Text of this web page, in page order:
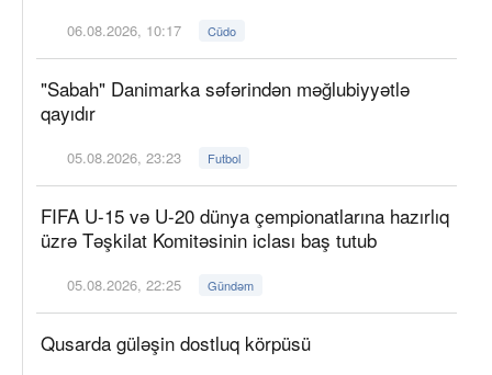
06.08.2026, 10:17 Cüdo
"Sabah" Danimarka səfərindən məğlubiyyətlə
qayıdır
05.08.2026, 23:23 Futbol
FIFA U-15 və U-20 dünya çempionatlarına hazırlıq
üzrə Təşkilat Komitəsinin iclası baş tutub
05.08.2026, 22:25 Gündəm
Qusarda güləşin dostluq körpüsü